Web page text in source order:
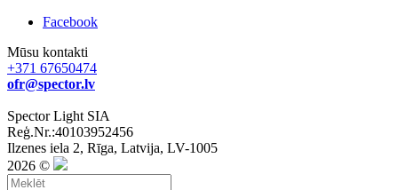
Facebook
Mūsu kontakti
+371 67650474
ofr@spector.lv
Spector Light SIA
Reģ.Nr.:40103952456
Ilzenes iela 2, Rīga, Latvija, LV-1005
2026 ©